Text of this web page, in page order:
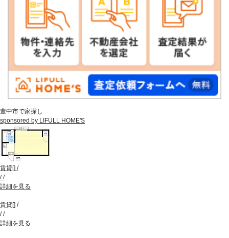
豊中市で家探し
sponsored by LIFULL HOME'S
賃貸[] /
//
詳細を見る
賃貸[] /
//
詳細を見る